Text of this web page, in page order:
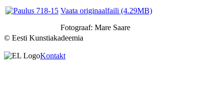
Vaata originaalfaili (4.29MB)
Fotograaf: Mare Saare
© Eesti Kunstiakadeemia
Kontakt